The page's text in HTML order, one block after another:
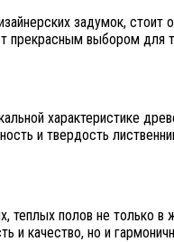
задумок,
выбором для
характеристике
и твердость
теплых полов не
и качество, но и